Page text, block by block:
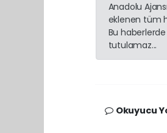
Anadolu
eklenen tüm
Bu
tutulamaz...
Okuyucu